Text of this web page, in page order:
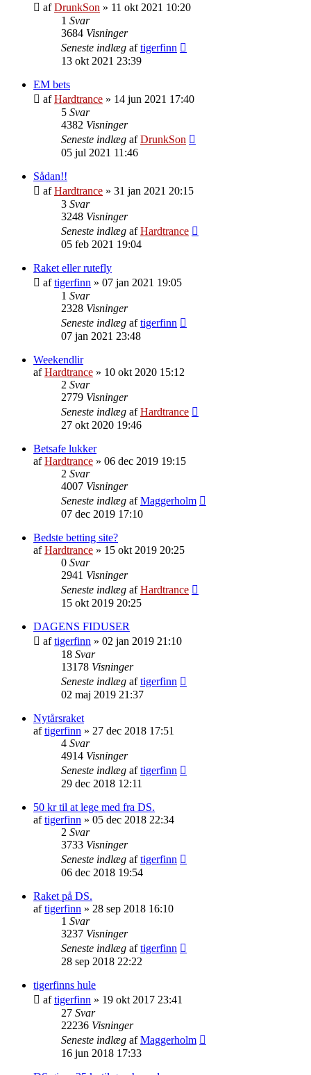
afDrunkSon » 11 okt 2021 10:20
1 Svar
3684 Visninger
Seneste indlæg aftigerfinn
13 okt 2021 23:39
EM bets
afHardtrance » 14 jun 2021 17:40
5 Svar
4382 Visninger
Seneste indlæg afDrunkSon
05 jul 2021 11:46
Sådan!!
afHardtrance » 31 jan 2021 20:15
3 Svar
3248 Visninger
Seneste indlæg afHardtrance
05 feb 2021 19:04
Raket eller rutefly
aftigerfinn » 07 jan 2021 19:05
1 Svar
2328 Visninger
Seneste indlæg aftigerfinn
07 jan 2021 23:48
Weekendlir
afHardtrance » 10 okt 2020 15:12
2 Svar
2779 Visninger
Seneste indlæg afHardtrance
27 okt 2020 19:46
Betsafe lukker
afHardtrance » 06 dec 2019 19:15
2 Svar
4007 Visninger
Seneste indlæg afMaggerholm
07 dec 2019 17:10
Bedste betting site?
afHardtrance » 15 okt 2019 20:25
0 Svar
2941 Visninger
Seneste indlæg afHardtrance
15 okt 2019 20:25
DAGENS FIDUSER
aftigerfinn » 02 jan 2019 21:10
18 Svar
13178 Visninger
Seneste indlæg aftigerfinn
02 maj 2019 21:37
Nytårsraket
aftigerfinn » 27 dec 2018 17:51
4 Svar
4914 Visninger
Seneste indlæg aftigerfinn
29 dec 2018 12:11
50 kr til at lege med fra DS.
aftigerfinn » 05 dec 2018 22:34
2 Svar
3733 Visninger
Seneste indlæg aftigerfinn
06 dec 2018 19:54
Raket på DS.
aftigerfinn » 28 sep 2018 16:10
1 Svar
3237 Visninger
Seneste indlæg aftigerfinn
28 sep 2018 22:22
tigerfinns hule
aftigerfinn » 19 okt 2017 23:41
27 Svar
22236 Visninger
Seneste indlæg afMaggerholm
16 jun 2018 17:33